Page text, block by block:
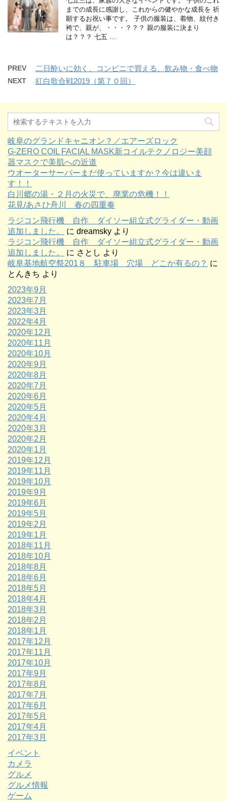
までの成長に感謝し、これからの健やかな成長を 祈
願するお祝い事です。 子供の服装は、着物、紋付き
袴で、親が、・・・？？？ 親の服装に決まり
は？？？ 七五 …
PREV 二日酔いに効く、コンビニで買える、飲み物・食べ物
NEXT 紅白歌合戦2019（第７０回）
岐阜のグランドキャニオン？／エアーズロック
G-ZERO COIL FACIAL MASK新コイルテクノロジー美顔
器マスクで美肌への近道
ウオーターサーバーまだ使っていますか？今は違いま
す！！
白川郷の湯・２月の火災で、廃業の危機！！
花見/あさひ舟川 春の四重奏
ラジコン飛行機 自作 ダイソー組立式グライダー・動画
追加しました。
に dreamsky より
ラジコン飛行機 自作 ダイソー組立式グライダー・動画
追加しました。
に さとし より
岐阜基地航空祭201８ 駐車場 穴場 どこか有るの？ に
とんきち より
2023年9月
2023年7月
2023年3月
2022年4月
2020年12月
2020年11月
2020年10月
2020年9月
2020年8月
2020年7月
2020年6月
2020年5月
2020年4月
2020年3月
2020年2月
2020年1月
2019年12月
2019年11月
2019年10月
2019年9月
2019年6月
2019年5月
2019年2月
2019年1月
2018年11月
2018年10月
2018年8月
2018年6月
2018年5月
2018年4月
2018年3月
2018年2月
2018年1月
2017年12月
2017年11月
2017年10月
2017年9月
2017年8月
2017年7月
2017年6月
2017年5月
2017年4月
2017年3月
イベント
カメラ
グルメ
グルメ情報
ゲーム